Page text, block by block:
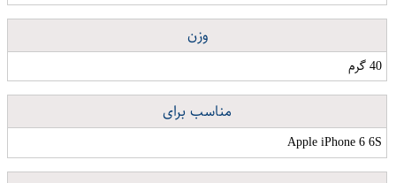
وزن
40 گرم
مناسب برای
Apple iPhone 6 6S